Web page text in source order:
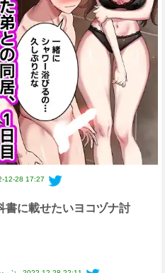
12-28 17:27
書に載せたいヨコヅナ討